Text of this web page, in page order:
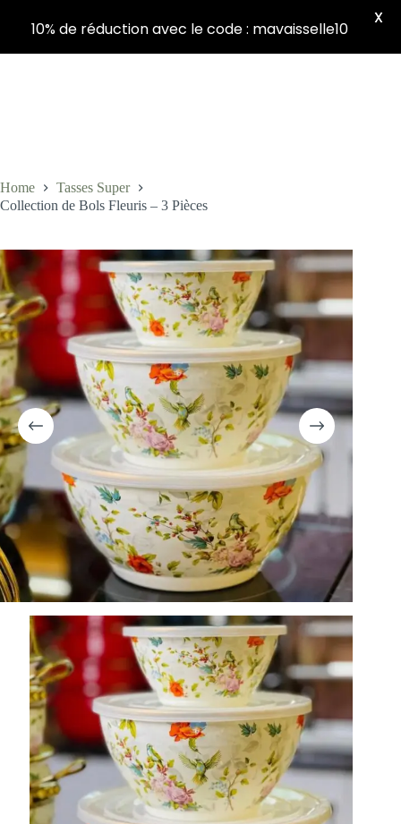
Home
Tasses Super
Collection de Bols Fleuris – 3 Pièces
10% de réduction avec le code : mavaisselle10
X